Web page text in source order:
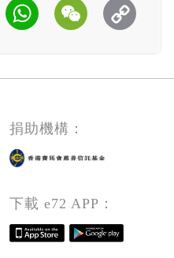
X WhatsAppWeChat
捐助機構：
下載 e72 APP：